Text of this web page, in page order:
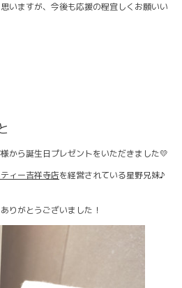
いますが、今後も応援の程宜しくお願いい
から誕生日プレゼントをいただきました💛
ィー吉祥寺店を経営されている星野兄妹♪
りがとうございました！